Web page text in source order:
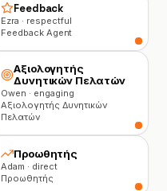
Feedback
Ezra · respectful
Feedback Agent
Αξιολογητής
Δυνητικών Πελατών
Owen · engaging
Αξιολογητής Δυνητικών
Πελατών
Προωθητής
Adam · direct
Προωθητής